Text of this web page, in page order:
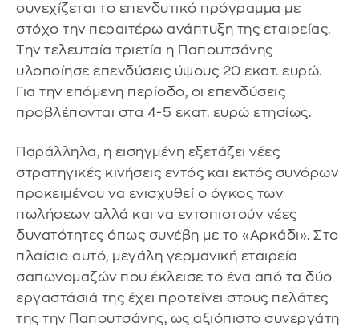
συνεχίζεται το επενδυτικό πρόγραμμα με
στόχο την περαιτέρω ανάπτυξη της εταιρείας.
Την τελευταία τριετία η Παπουτσάνης
υλοποίησε επενδύσεις ύψους 20 εκατ. ευρώ.
Για την επόμενη περίοδο, οι επενδύσεις
προβλέπονται στα 4-5 εκατ. ευρώ ετησίως.
Παράλληλα, η εισηγμένη εξετάζει νέες
στρατηγικές κινήσεις εντός και εκτός συνόρων
προκειμένου να ενισχυθεί ο όγκος των
πωλήσεων αλλά και να εντοπιστούν νέες
δυνατότητες όπως συνέβη με το «Αρκάδι». Στο
πλαίσιο αυτό, μεγάλη γερμανική εταιρεία
σαπωνομαζών που έκλεισε το ένα από τα δύο
εργαστάσιά της έχει προτείνει στους πελάτες
της την Παπουτσάνης, ως αξιόπιστο συνεργάτη